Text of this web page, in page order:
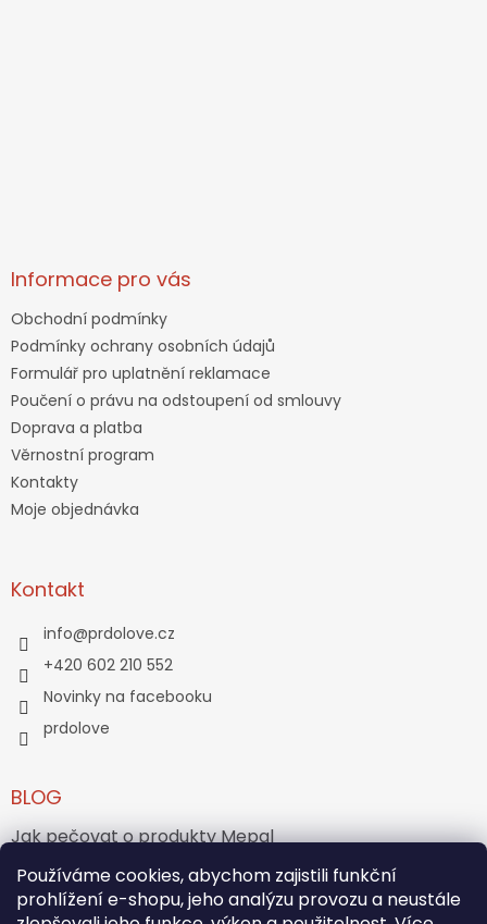
Používáme cookies, abychom zajistili funkční
prohlížení e-shopu, jeho analýzu provozu a neustále
Informace pro vás
Obchodní podmínky
Podmínky ochrany osobních údajů
Formulář pro uplatnění reklamace
Poučení o právu na odstoupení od smlouvy
Doprava a platba
Věrnostní program
Kontakty
Moje objednávka
Kontakt
info@prdolove.cz
+420 602 210 552
Novinky na facebooku
prdolove
BLOG
Jak pečovat o produkty Mepal
Jak vznikl medvídek Teddy Bear?